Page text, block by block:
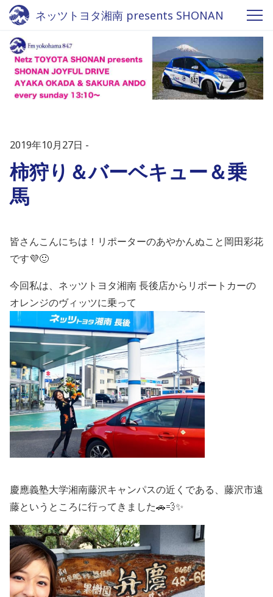
ネッツトヨタ湘南 presents SHONAN
JOYFUL DRIVE - Fm yokohama 84.7
2019年10月27日
柿狩り＆バーベキュー＆乗
馬
皆さんこんにちは！リポーターのあやかんぬこと岡田彩花
です💜🙂
今回私は、ネッツトヨタ湘南 長後店からリポートカーの
オレンジのヴィッツに乗って
慶應義塾大学湘南藤沢キャンパスの近くである、藤沢市遠
藤というところに行ってきました🚗💨✨